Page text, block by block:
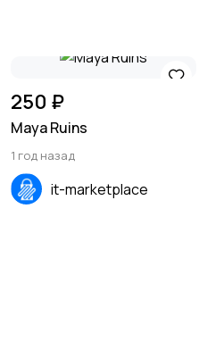
250 ₽
Maya Ruins
1 год назад
it-marketplace